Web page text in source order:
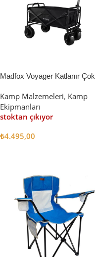
Madfox Voyager Katlanır Çok
[Vagon] BLACK
Kamp Malzemeleri, Kamp
Ekipmanları
stoktan çıkıyor
₺4.495,00